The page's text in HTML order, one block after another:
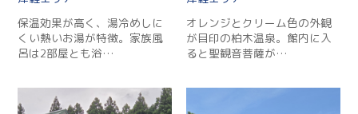
保温効果が高く、湯冷めしに
くい熱いお湯が特徴。家族風
呂は2部屋とも浴…
オレンジとクリーム色の外観
が目印の柏木温泉。館内に入
ると聖観音菩薩が…